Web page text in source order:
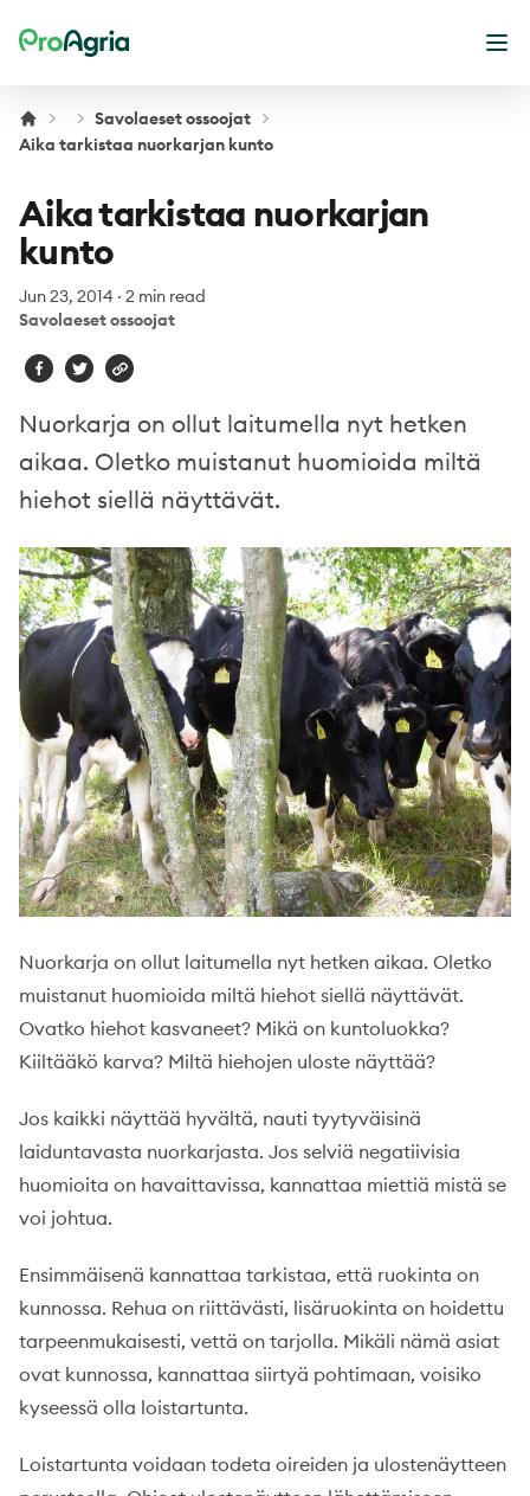
ProAgria
Savolaeset ossoojat
Aika tarkistaa nuorkarjan kunto
Aika tarkistaa nuorkarjan
kunto
Jun 23, 2014 · 2 min read
Savolaeset ossoojat
Nuorkarja on ollut laitumella nyt hetken
aikaa. Oletko muistanut huomioida miltä
hiehot siellä näyttävät.
Nuorkarja on ollut laitumella nyt hetken aikaa. Oletko
muistanut huomioida miltä hiehot siellä näyttävät.
Ovatko hiehot kasvaneet? Mikä on kuntoluokka?
Kiiltääkö karva? Miltä hiehojen uloste näyttää?
Jos kaikki näyttää hyvältä, nauti tyytyväisinä
laiduntavasta nuorkarjasta. Jos selviä negatiivisia
huomioita on havaittavissa, kannattaa miettiä mistä se
voi johtua.
Ensimmäisenä kannattaa tarkistaa, että ruokinta on
kunnossa. Rehua on riittävästi, lisäruokinta on hoidettu
tarpeenmukaisesti, vettä on tarjolla. Mikäli nämä asiat
ovat kunnossa, kannattaa siirtyä pohtimaan, voisiko
kyseessä olla loistartunta.
Loistartunta voidaan todeta oireiden ja ulostenäytteen